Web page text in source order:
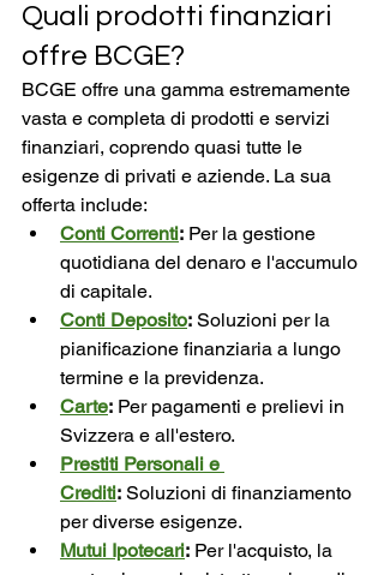
Quali prodotti finanziari
offre BCGE?
BCGE offre una gamma estremamente
vasta e completa di prodotti e servizi
finanziari, coprendo quasi tutte le
esigenze di privati e aziende. La sua
offerta include:
Conti Correnti: Per la gestione
quotidiana del denaro e l'accumulo
di capitale.
Conti Deposito: Soluzioni per la
pianificazione finanziaria a lungo
termine e la previdenza.
Carte: Per pagamenti e prelievi in
Svizzera e all'estero.
Prestiti Personali e
Crediti: Soluzioni di finanziamento
per diverse esigenze.
Mutui Ipotecari: Per l'acquisto, la